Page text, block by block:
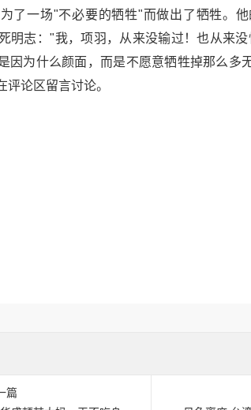
了一场"不必要的牺牲"而做出了牺牲。
明志："我，项羽，从来没输过！也从来
因为什么颜面，而是不愿意牺牲掉那么多
论区留言讨论。
篇